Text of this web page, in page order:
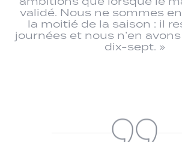
validé. Nous ne sommes
la moitié de la saison : il
journées et nous n’en
dix-sept. »